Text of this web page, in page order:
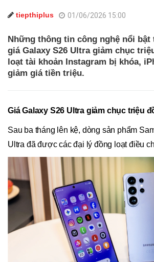
tiepthiplus 01/06/2026 15:00
Những thông tin công nghệ nổi bật
giá Galaxy S26 Ultra giảm chục
loạt tài khoản Instagram bị khóa,
giảm giá tiền triệu.
Giá Galaxy S26 Ultra giảm chục triệu
Sau ba tháng lên kệ, dòng sản phẩm
Ultra đã được các đại lý đồng loạt điều